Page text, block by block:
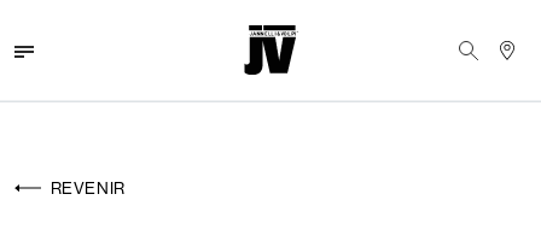
MENU
REVENIR